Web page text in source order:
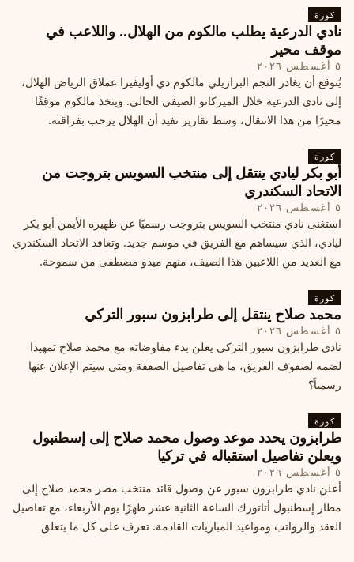
كورة
نادي الدرعية يطلب مالكوم من الهلال.. واللاعب في
موقف محير
٥ أغسطس ٢٠٢٦
يُتوقع أن يغادر النجم البرازيلي مالكوم دي أوليفيرا عملاق الرياض الهلال،
إلى نادي الدرعية خلال الميركاتو الصيفي الحالي. ويتخذ مالكوم موقفًا
محيرًا من هذا الانتقال، وسط تقارير تفيد أن الهلال يرحب بفراقته.
كورة
أبو بكر ليادي ينتقل إلى منتخب السويس بتروجت من
الاتحاد السكندري
٥ أغسطس ٢٠٢٦
استغنى نادي منتخب السويس بتروجت رسميًا عن ظهيره الأيمن أبو بكر
ليادي، الذي سيساهم مع الفريق في موسم جديد. وتعاقد الاتحاد السكندري
مع العديد من اللاعبين هذا الصيف، منهم ميدو مصطفى من سموحة.
كورة
محمد صلاح ينتقل إلى طرابزون سبور التركي
٥ أغسطس ٢٠٢٦
نادي طرابزون سبور التركي يعلن بدء مفاوضاته مع محمد صلاح تمهيدا
لضمه لصفوف الفريق، ما هي تفاصيل الصفقة ومتى سيتم الإعلان عنها
رسمياً؟
كورة
طرابزون يحدد موعد وصول محمد صلاح إلى إسطنبول
ويعلن تفاصيل استقباله في تركيا
٥ أغسطس ٢٠٢٦
أعلن نادي طرابزون سبور عن وصول قائد منتخب مصر محمد صلاح إلى
مطار إسطنبول أتاتورك الساعة الثانية عشر ظهرًا يوم الأربعاء، مع تفاصيل
العقد والرواتب ومواعيد المباريات القادمة. تعرف على كل ما يتعلق